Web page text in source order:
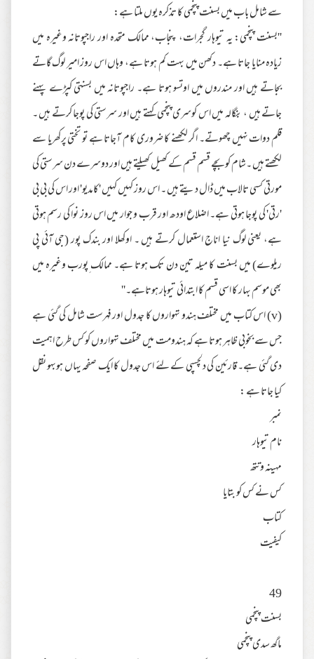
سے شامل باب میں بسنت پنچمی کا تذکرہ یوں ملتا ہے:
''بسنت پنچمی: یہ تیوہار گجرات، پنجاب، ممالک متحدہ اور راجپوتانہ وغیرہ میں
زیادہ منایا جاتا ہے۔ دکھن میں بہت کم ہوتا ہے، وہاں اس روز امیر لوگ گاتے
بجاتے ہیں اور مندروں میں اوتسو ہوتا ہے۔ راجپوتانہ میں بسنتی کپڑے پہنے
جاتے ہیں ، بنگالہ میں اس کوسری پنچمی کہتے ہیں اور سرستی کی پوجا کرتے ہیں ۔
قلم دوات نہیں چھوتے۔ اگر لکھنے کا ضروری کام آجاتا ہے تو تختی پرکھریا سے
لکھتے ہیں ۔شام کو بچے قسم قسم کے کھیل کھیلتے ہیں اور دوسرے دن سرستی کی
مورتی کسی تالاب میں ڈال دیتے ہیں ۔ اس روز کہیں کہیں 'کامدیو' اور اس کی بی بی
'رتی' کی پوجا ہوتی ہے۔ اضلاع اودھ اور قرب و جوار میں اس روز نوا کی رسم ہوتی
ہے، یعنی لوگ نیا اناج استعمال کرتے ہیں ۔ اوکھلا اور بندک پور (جی آئی پی
ریلوے) میں بسنت کا میلہ تین دن تک ہوتا ہے۔ ممالک ِپورب وغیرہ میں
بھی موسم بہار کا اسی قسم کا ابتدائی تیوہار ہوتاہے۔''
(v) اس کتاب میں مختلف ہندو تہواروں کا جدول اور فہرست شامل کی گئی ہے
جس سے بخوبی ظاہر ہوتا ہے کہ ہندومت میں مختلف تہواروں کو کس طرح اہمیت
دی گئی ہے۔ قارئین کی دلچسپی کے لئے اس جدول کا ایک صفحہ یہاں ہوبہو نقل
کیا جاتا ہے :
نمبر
نام تیوہار
مہینہ وتتھ
کس نے کس کو بتایا
کتاب
کیفیت
49
بسنت پنچمی
ماگھ سدی پنچمی